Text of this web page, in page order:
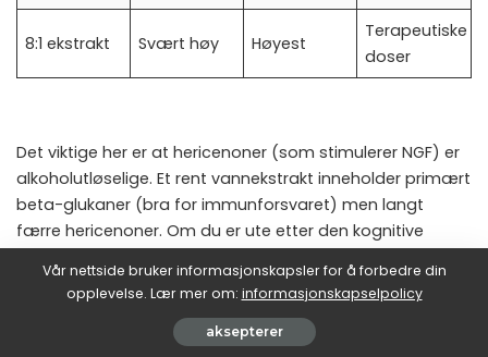
8:1 ekstrakt Svært høy Høyest
Terapeutiske
doser
Det viktige her er at hericenoner (som stimulerer NGF) er
alkoholutløselige. Et rent vannekstrakt inneholder primært
beta-glukaner (bra for immunforsvaret) men langt
færre hericenoner. Om du er ute etter den kognitive
standardisert for hericenon-innhold.
Beta-glukaner: den andre grunnen til å bry seg
Vår nettside bruker informasjonskapsler for å forbedre din
opplevelse. Lær mer om: informasjonskapselpolicy
aksepterer